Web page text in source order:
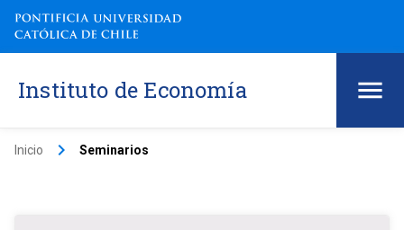
Instituto de Economía
Inicio keyboard_arrow_right Seminarios